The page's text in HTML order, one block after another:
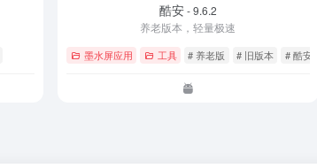
酷安- 9.6.2
养老版本，轻量极速
墨水屏应用 工具 # 养老版 # 旧版本 # 酷安